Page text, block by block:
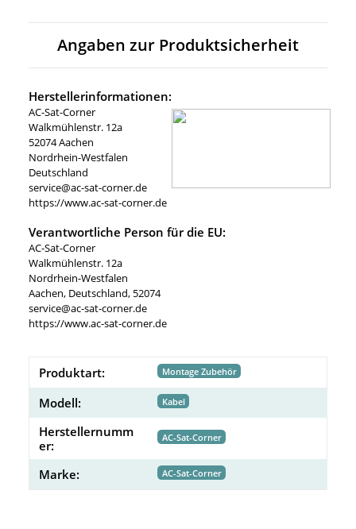
Angaben zur Produktsicherheit
Herstellerinformationen:
AC-Sat-Corner
Walkmühlenstr. 12a
52074 Aachen
Nordrhein-Westfalen
Deutschland
service@ac-sat-corner.de
https://www.ac-sat-corner.de
Verantwortliche Person für die EU:
AC-Sat-Corner
Walkmühlenstr. 12a
Nordrhein-Westfalen
Aachen, Deutschland, 52074
service@ac-sat-corner.de
https://www.ac-sat-corner.de
Produktart: Montage Zubehör
Modell: Kabel
Herstellernumm
er:
AC-Sat-Corner
Marke: AC-Sat-Corner